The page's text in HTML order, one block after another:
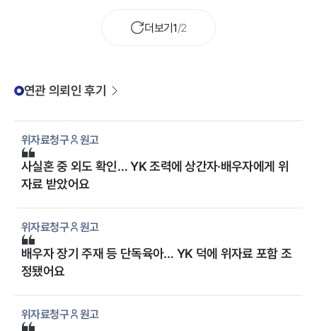
법인 YK 구미 분사무소를 찾아주셨습니다.
더보기1/2
연관 의뢰인 후기
위자료청구 원고
사실혼 중 외도 확인… YK 조력에 상간자·배우자에게 위
자료 받았어요
위자료청구 원고
배우자 장기 주재 등 단독육아… YK 덕에 위자료 포함 조
정됐어요
위자료청구 원고